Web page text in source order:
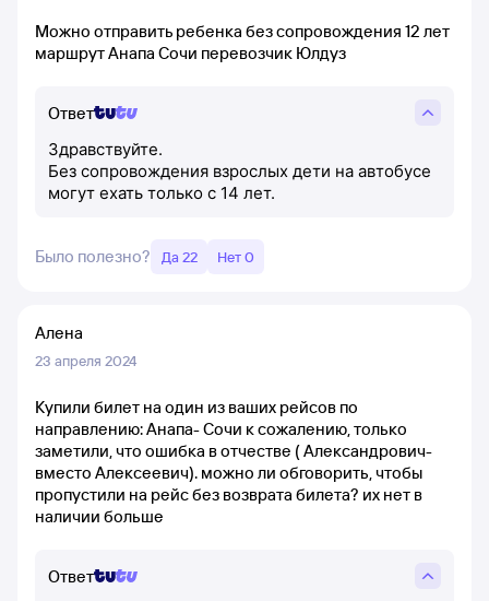
Можно отправить ребенка без сопровождения 12 лет
маршрут Анапа Сочи перевозчик Юлдуз
Ответ
Здравствуйте.
Без сопровождения взрослых дети на автобусе
могут ехать только с 14 лет.
Было полезно? Да 22 Нет 0
Алена
23 апреля 2024
Купили билет на один из ваших рейсов по
направлению: Анапа- Сочи к сожалению, только
заметили, что ошибка в отчестве ( Александрович-
вместо Алексеевич). можно ли обговорить, чтобы
пропустили на рейс без возврата билета? их нет в
наличии больше
Ответ